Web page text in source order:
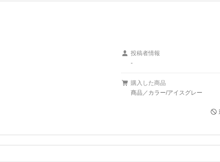
投稿者情報
-
購入した商品
商品／カラー/アイスグレー